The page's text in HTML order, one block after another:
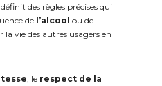
définit des règles précises qui
de l’alcool ou de
vie des autres usagers en
, le respect de la